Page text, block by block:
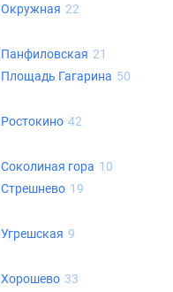
Окружная 22
Панфиловская 21
Площадь Гагарина 50
Ростокино 42
Соколиная гора 10
Стрешнево 19
Угрешская 9
Хорошево 33